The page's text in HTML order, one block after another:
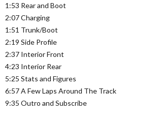
1:53 Rear and Boot
2:07 Charging
1:51 Trunk/Boot
2:19 Side Profile
2:37 Interior Front
4:23 Interior Rear
5:25 Stats and Figures
6:57 A Few Laps Around The Track
9:35 Outro and Subscribe